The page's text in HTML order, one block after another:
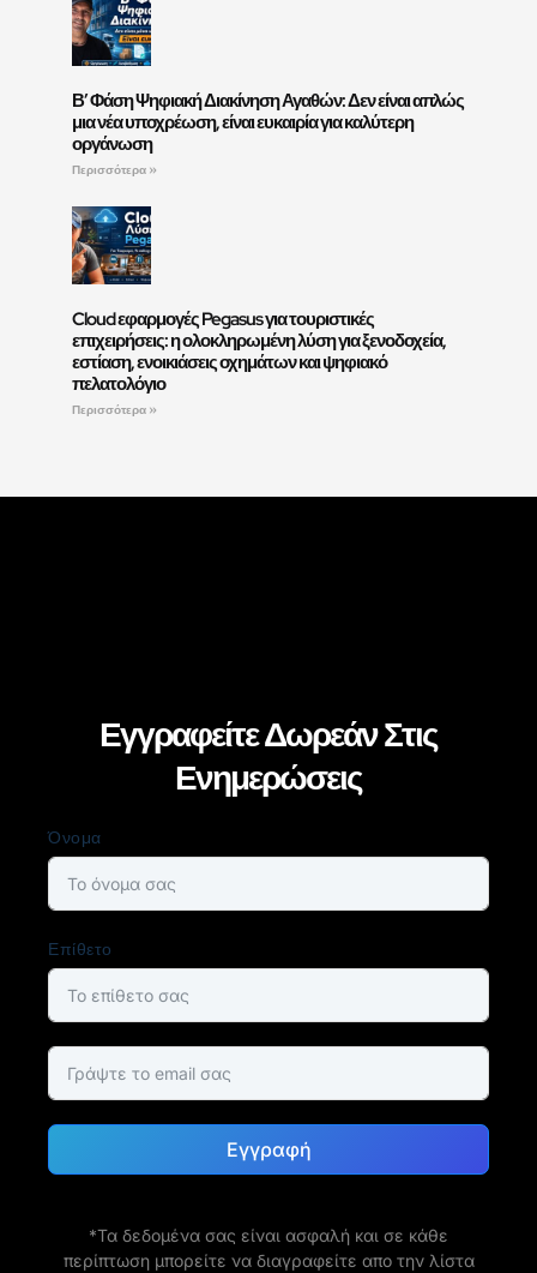
Β’ Φάση Ψηφιακή Διακίνηση Αγαθών: Δεν είναι απλώς
μια νέα υποχρέωση, είναι ευκαιρία για καλύτερη
οργάνωση
Περισσότερα »
Cloud εφαρμογές Pegasus για τουριστικές
επιχειρήσεις: η ολοκληρωμένη λύση για ξενοδοχεία,
εστίαση, ενοικιάσεις οχημάτων και ψηφιακό
πελατολόγιο
Περισσότερα »
Εγγραφείτε Δωρεάν Στις
Ενημερώσεις
Όνομα
Επίθετο
Εγγραφή
*Τα δεδομένα σας είναι ασφαλή και σε κάθε
περίπτωση μπορείτε να διαγραφείτε απο την λίστα